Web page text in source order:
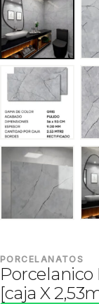
PORCELANATOS
Porcelanico
[caja X